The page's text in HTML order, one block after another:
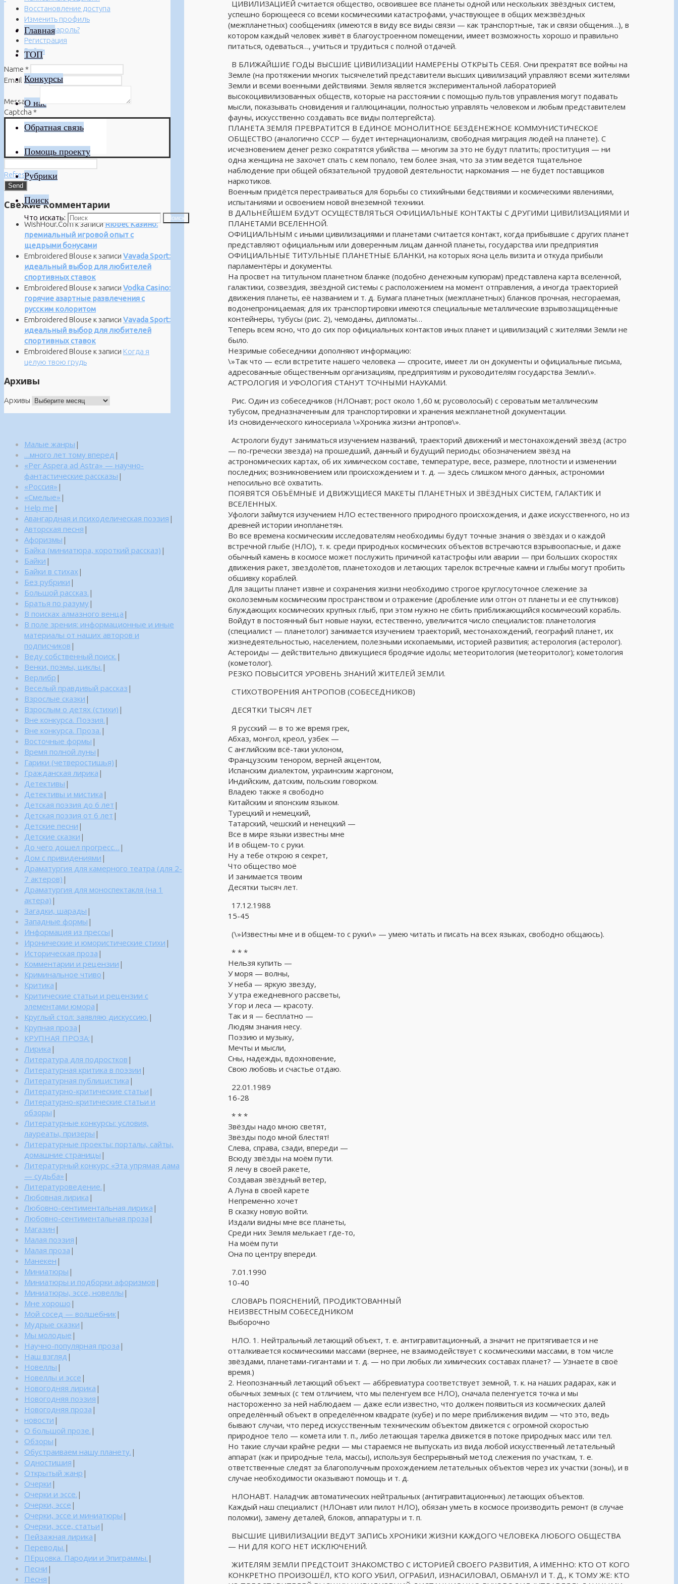
Главная
ТОП
Конкурсы
О нас
Обратная связь
Помощь проекту
Рубрики
Поиск
Что искать: Поиск
ЦИВИЛИЗАЦИЕЙ считается общество, освоившее все планеты одной или нескольких звёздных систем,
успешно борющееся со всеми космическими катастрофами, участвующее в общих межзвёздных
(межпланетных) сообщениях (имеются в виду все виды связи — как транспортные, так и связи общения…), в
котором каждый человек живёт в благоустроенном помещении, имеет возможность хорошо и правильно
питаться, одеваться…, учиться и трудиться с полной отдачей.
В БЛИЖАЙШИЕ ГОДЫ ВЫСШИЕ ЦИВИЛИЗАЦИИ НАМЕРЕНЫ ОТКРЫТЬ СЕБЯ. Они прекратят все войны на
Земле (на протяжении многих тысячелетий представители высших цивилизаций управляют всеми жителями
Земли и всеми военными действиями. Земля является экспериментальной лабораторией
высокоцивилизованных обществ, которые на расстоянии с помощью пультов управления могут подавать
мысли, показывать сновидения и галлюцинации, полностью управлять человеком и любым представителем
фауны, искусственно создавать все виды полтергейста).
ПЛАНЕТА ЗЕМЛЯ ПРЕВРАТИТСЯ В ЕДИНОЕ МОНОЛИТНОЕ БЕЗДЕНЕЖНОЕ КОММУНИСТИЧЕСКОЕ
ОБЩЕСТВО (аналогично СССР — будет интернационализм, свободная миграция людей на планете). С
исчезновением денег резко сократятся убийства — многим за это не будут платить; проституция — ни
одна женщина не захочет спать с кем попало, тем более зная, что за этим ведётся тщательное
наблюдение при общей обязательной трудовой деятельности; наркомания — не будет поставщиков
наркотиков.
Военным придётся перестраиваться для борьбы со стихийными бедствиями и космическими явлениями,
испытаниями и освоением новой внеземной техники.
В ДАЛЬНЕЙШЕМ БУДУТ ОСУЩЕСТВЛЯТЬСЯ ОФИЦИАЛЬНЫЕ КОНТАКТЫ С ДРУГИМИ ЦИВИЛИЗАЦИЯМИ И
ПЛАНЕТАМИ ВСЕЛЕННОЙ.
ОФИЦИАЛЬНЫМ с иными цивилизациями и планетами считается контакт, когда прибывшие с других планет
представляют официальным или доверенным лицам данной планеты, государства или предприятия
ОФИЦИАЛЬНЫЕ ТИТУЛЬНЫЕ ПЛАНЕТНЫЕ БЛАНКИ, на которых ясна цель визита и откуда прибыли
парламентёры и документы.
На просвет на титульном планетном бланке (подобно денежным купюрам) представлена карта вселенной,
галактики, созвездия, звёздной системы с расположением на момент отправления, а иногда траекторией
движения планеты, её названием и т. д. Бумага планетных (межпланетных) бланков прочная, несгораемая,
водонепроницаемая; для их транспортировки имеются специальные металлические взрывозащищённые
контейнеры, тубусы (рис. 2), чемоданы, дипломаты…
Теперь всем ясно, что до сих пор официальных контактов иных планет и цивилизаций с жителями Земли не
было.
Незримые собеседники дополняют информацию:
\»Так что — если встретите нашего человека — спросите, имеет ли он документы и официальные письма,
адресованные общественным организациям, предприятиям и руководителям государства Земли\».
АСТРОЛОГИЯ И УФОЛОГИЯ СТАНУТ ТОЧНЫМИ НАУКАМИ.
Рис. Один из собеседников (НЛОнавт; рост около 1,60 м; русоволосый) с сероватым металлическим
тубусом, предназначенным для транспортировки и хранения межпланетной документации.
Из сновиденческого киносериала \»Хроника жизни антропов\».
Астрологи будут заниматься изучением названий, траекторий движений и местонахождений звёзд (астро
— по-гречески звезда) на прошедший, данный и будущий периоды; обозначением звёзд на
астрономических картах, об их химическом составе, температуре, весе, размере, плотности и изменении
последних; возникновением или происхождением и т. д. — здесь слишком много данных, астрономии
непосильно всё охватить.
ПОЯВЯТСЯ ОБЪЁМНЫЕ И ДВИЖУЩИЕСЯ МАКЕТЫ ПЛАНЕТНЫХ И ЗВЁЗДНЫХ СИСТЕМ, ГАЛАКТИК И
ВСЕЛЕННЫХ.
Уфологи займутся изучением НЛО естественного природного происхождения, и даже искусственного, но из
древней истории инопланетян.
Во все времена космическим исследователям необходимы будут точные знания о звёздах и о каждой
встречной глыбе (НЛО), т. к. среди природных космических объектов встречаются взрывоопасные, и даже
обычный камень в космосе может послужить причиной катастрофы или аварии — при больших скоростях
движения ракет, звездолётов, планетоходов и летающих тарелок встречные камни и глыбы могут пробить
обшивку кораблей.
Для защиты планет извне и сохранения жизни необходимо строгое круглосуточное слежение за
околоземным космическим пространством и отражение (дробление или отгон от планеты и её спутников)
блуждающих космических крупных глыб, при этом нужно не сбить приближающийся космический корабль.
Войдут в постоянный быт новые науки, естественно, увеличится число специалистов: планетология
(специалист — планетолог) занимается изучением траекторий, местонахождений, географий планет, их
жизнедеятельностью, населением, полезными ископаемыми, историей развития; астерология (астеролог).
Астероиды — действительно движущиеся бродячие идолы; метеоритология (метеоритолог); кометология
(кометолог).
РЕЗКО ПОВЫСИТСЯ УРОВЕНЬ ЗНАНИЙ ЖИТЕЛЕЙ ЗЕМЛИ.
СТИХОТВОРЕНИЯ АНТРОПОВ (СОБЕСЕДНИКОВ)
ДЕСЯТКИ ТЫСЯЧ ЛЕТ
Я русский — в то же время грек,
Абхаз, монгол, креол, узбек —
С английским всё-таки уклоном,
Французским тенором, верней акцентом,
Испанским диалектом, украинским жаргоном,
Индийским, датским, польским говорком.
Владею также я свободно
Китайским и японским языком.
Турецкий и немецкий,
Татарский, чешский и ненецкий —
Все в мире языки известны мне
И в общем-то с руки.
Ну а тебе открою я секрет,
Что общество моё
И занимается твоим
Десятки тысяч лет.
17.12.1988
15-45
(\»Известны мне и в общем-то с руки\» — умею читать и писать на всех языках, свободно общаюсь).
* * *
Нельзя купить —
У моря — волны,
У неба — яркую звезду,
У утра ежедневного рассветы,
У гор и леса — красоту.
Так и я — бесплатно —
Людям знания несу.
Поэзию и музыку,
Мечты и мысли,
Сны, надежды, вдохновение,
Свою любовь и счастье отдаю.
22.01.1989
16-28
* * *
Звёзды надо мною светят,
Звёзды подо мной блестят!
Слева, справа, сзади, впереди —
Всюду звёзды на моём пути.
Я лечу в своей ракете,
Создавая звёздный ветер,
А Луна в своей карете
Непременно хочет
В сказку новую войти.
Издали видны мне все планеты,
Среди них Земля мелькает где-то,
На моём пути
Она по центру впереди.
7.01.1990
10-40
СЛОВАРЬ ПОЯСНЕНИЙ, ПРОДИКТОВАННЫЙ
НЕИЗВЕСТНЫМ СОБЕСЕДНИКОМ
Выборочно
НЛО. 1. Нейтральный летающий объект, т. е. антигравитационный, а значит не притягивается и не
отталкивается космическими массами (вернее, не взаимодействует с космическими массами, в том числе
звёздами, планетами-гигантами и т. д. — но при любых ли химических составах планет? — Узнаете в своё
время.)
2. Неопознанный летающий объект — аббревиатура соответствует земной, т. к. на наших радарах, как и
обычных земных (с тем отличием, что мы пеленгуем все НЛО), сначала пеленгуется точка и мы
настороженно за ней наблюдаем — даже если известно, что должен появиться из космических далей
определённый объект в определённом квадрате (кубе) и по мере приближения видим — что это, ведь
бывают случаи, что перед искусственным техническим объектом движется с огромной скоростью
природное тело — комета или т. п., либо летающая тарелка движется в потоке природных масс или тел.
Но такие случаи крайне редки — мы стараемся не выпускать из вида любой искусственный летательный
аппарат (как и природные тела, массы), используя беспрерывный метод слежения по участкам, т. е.
ответственные следят за благополучным прохождением летательных объектов через их участки (зоны), и в
случае необходимости оказывают помощь и т. д.
НЛОНАВТ. Наладчик автоматических нейтральных (антигравитационных) летающих объектов.
Каждый наш специалист (НЛОнавт или пилот НЛО), обязан уметь в космосе производить ремонт (в случае
поломки), замену деталей, блоков, аппаратуры и т. п.
ВЫСШИЕ ЦИВИЛИЗАЦИИ ВЕДУТ ЗАПИСЬ ХРОНИКИ ЖИЗНИ КАЖДОГО ЧЕЛОВЕКА ЛЮБОГО ОБЩЕСТВА
— НИ ДЛЯ КОГО НЕТ ИСКЛЮЧЕНИЙ.
ЖИТЕЛЯМ ЗЕМЛИ ПРЕДСТОИТ ЗНАКОМСТВО С ИСТОРИЕЙ СВОЕГО РАЗВИТИЯ, А ИМЕННО: КТО ОТ КОГО
КОНКРЕТНО ПРОИЗОШЁЛ, КТО КОГО УБИЛ, ОГРАБИЛ, ИЗНАСИЛОВАЛ, ОБМАНУЛ И Т. Д., К ТОМУ ЖЕ: КТО
Восстановление доступа
Изменить профиль
Забыли пароль?
Регистрация
Войти
Name *
Email *
Message*
Captcha *
Refresh
Свежие комментарии
WishHour.Comк записиRiobet Казино:
премиальный игровой опыт с
щедрыми бонусами
Embroidered Blouse к записи Vavada Sport:
идеальный выбор для любителей
спортивных ставок
Embroidered Blouse к записи Vodka Casino:
горячие азартные развлечения с
русским колоритом
Embroidered Blouse к записи Vavada Sport:
идеальный выбор для любителей
спортивных ставок
Embroidered Blouse к записи Когда я
целую твою грудь
Архивы
Архивы
Малые жанры |
…много лет тому вперед |
«Per Aspera ad Astra» — научно-
фантастические рассказы |
«Россия» |
«Смелые» |
Help me |
Авангардная и психоделическая поэзия |
Авторская песня |
Афоризмы |
Байка (миниатюра, короткий рассказ) |
Байки |
Байки в стихах |
Без рубрики |
Большой рассказ. |
Братья по разуму|
В поисках алмазного венца |
В поле зрения: информационные и иные
материалы от наших авторов и
подписчиков |
Веду собственный поиск. |
Венки, поэмы, циклы. |
Верлибр |
Веселый правдивый рассказ |
Взрослые сказки |
Взрослым о детях (стихи) |
Вне конкурса. Поэзия. |
Вне конкурса. Проза. |
Восточные формы |
Время полной луны |
Гарики (четверостишья) |
Гражданская лирика |
Детективы |
Детективы и мистика |
Детская поэзия до 6 лет |
Детская поэзия от 6 лет |
Детские песни |
Детские сказки |
До чего дошел прогресс… |
Дом с привидениями |
Драматургия для камерного театра (для 2-
7 актеров) |
Драматургия для моноспектакля (на 1
актера) |
Загадки, шарады |
Западные формы |
Информация из прессы |
Иронические и юмористические стихи |
Историческая проза |
Комментарии и рецензии |
Криминальное чтиво |
Критика |
Критические статьи и рецензии с
элементами юмора |
Круглый стол: заявляю дискуссию. |
Крупная проза |
КРУПНАЯ ПРОЗА: |
Лирика |
Литература для подростков |
Литературная критика в поэзии |
Литературная публицистика |
Литературно-критические статьи |
Литературно-критические статьи и
обзоры |
Литературные конкурсы: условия,
лауреаты, призеры |
Литературные проекты: порталы, сайты,
домашние страницы |
Литературный конкурс «Эта упрямая дама
— судьба» |
Литературоведение. |
Любовная лирика |
Любовно-сентиментальная лирика |
Любовно-сентиментальная проза |
Магазин |
Малая поэзия |
Малая проза |
Манекен |
Миниатюры |
Миниатюры и подборки афоризмов |
Миниатюры, эссе, новеллы |
Мне хорошо |
Мой сосед — волшебник|
Мудрые сказки |
Мы молодые |
Научно-популярная проза |
Наш взгляд |
Новеллы |
Новеллы и эссе |
Новогодняя лирика |
Новогодняя поэзия |
Новогодняя проза |
новости |
О большой прозе. |
Обзоры |
Обустраиваем нашу планету. |
Одностишия |
Открытый жанр |
Очерки |
Очерки и эссе. |
Очерки, эссе |
Очерки, эссе и миниатюры |
Очерки, эссе, статьи |
Пейзажная лирика |
Переводы. |
ПЕрцовка. Пародии и Эпиграммы. |
Песни |
Песня |